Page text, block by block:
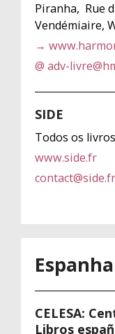
Piranha, Rue
Vendémiaire,
→
@ adv-
SIDE
Todos os
www.side.fr
contact@side.fr
Espanha
CELESA:
Libros